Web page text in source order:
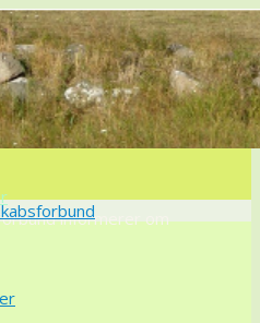
informerer om